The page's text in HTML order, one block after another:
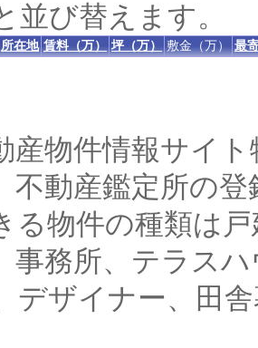
並び替えます。
所在地 賃料（万） 坪（万） 敷金（万） 最
物件情報サイト
不動産鑑定所の
物件の種類は
事務所、テラス
デザイナー、田